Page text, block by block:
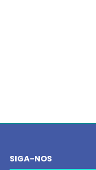
SIGA-NOS